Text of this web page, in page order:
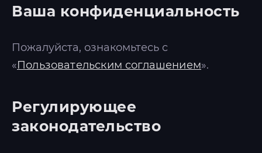
Ваша конфиденциальность
Пожалуйста, ознакомьтесь с
«Пользовательским соглашением».
Регулирующее
законодательство